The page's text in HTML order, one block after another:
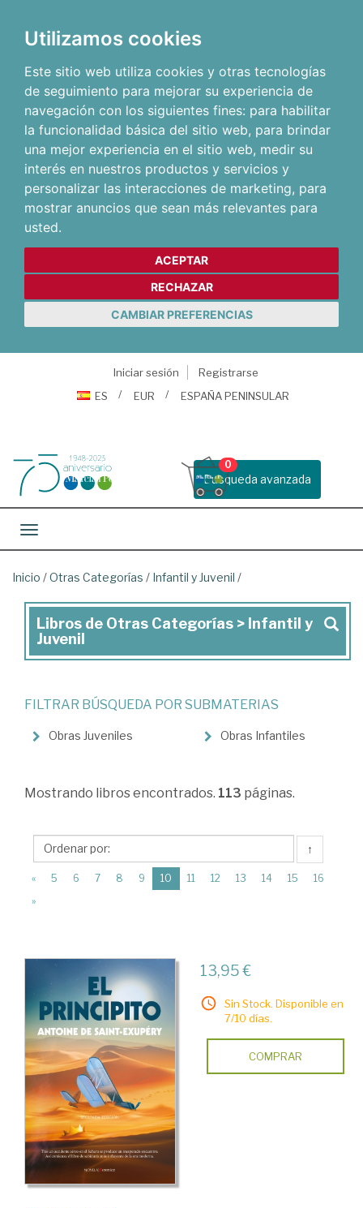
Utilizamos cookies
Este sitio web utiliza cookies y otras tecnologías
de seguimiento para mejorar su experiencia de
navegación con los siguientes fines: para habilitar
la funcionalidad básica del sitio web, para brindar
una mejor experiencia en el sitio web, medir su
interés en nuestros productos y servicios y
personalizar las interacciones de marketing, para
mostrar anuncios que sean más relevantes para
usted.
ACEPTAR
RECHAZAR
CAMBIAR PREFERENCIAS
Iniciar sesión
Registrarse
ES
EUR ESPAÑA PENINSULAR
Busqueda avanzada
0
Toggle navigation
Inicio /Otras Categorías / Infantil y Juvenil /
Libros
de
Categorías
>
Juvenil
Libros de Otras Categorías > Infantil y
Juvenil
FILTRAR BÚSQUEDA POR SUBMATERIAS
Obras Juveniles Obras Infantiles
Mostrando libros encontrados. 113 páginas.
↑
« 5 6 7 8 9 10 (current)
11 12 13 14 15
16
»
13,95 €
Sin Stock. Disponible en
7/10 días.
COMPRAR